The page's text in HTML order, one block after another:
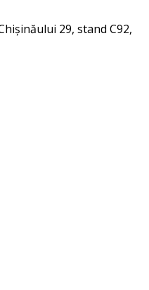
29, stand C92,